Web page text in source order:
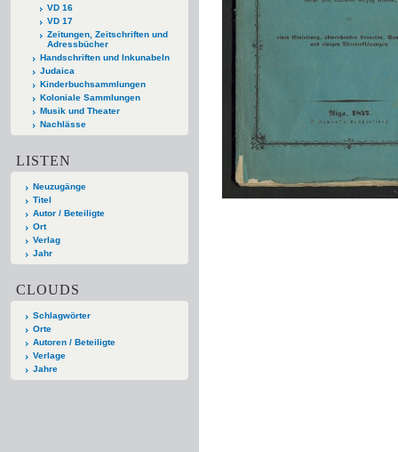
VD 16
VD 17
Zeitungen, Zeitschriften und
Adressbücher
Handschriften und Inkunabeln
Judaica
Kinderbuchsammlungen
Koloniale Sammlungen
Musik und Theater
Nachlässe
LISTEN
Neuzugänge
Titel
Autor / Beteiligte
Ort
Verlag
Jahr
CLOUDS
Schlagwörter
Orte
Autoren / Beteiligte
Verlage
Jahre